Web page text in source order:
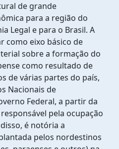
de grande
para a região do
Legal e para o Brasil. A
como eixo básico de
sobre a formação do
como resultado de
de várias partes do país,
Nacionais de
Federal, a partir da
pela ocupação
é notória a
pelos nordestinos